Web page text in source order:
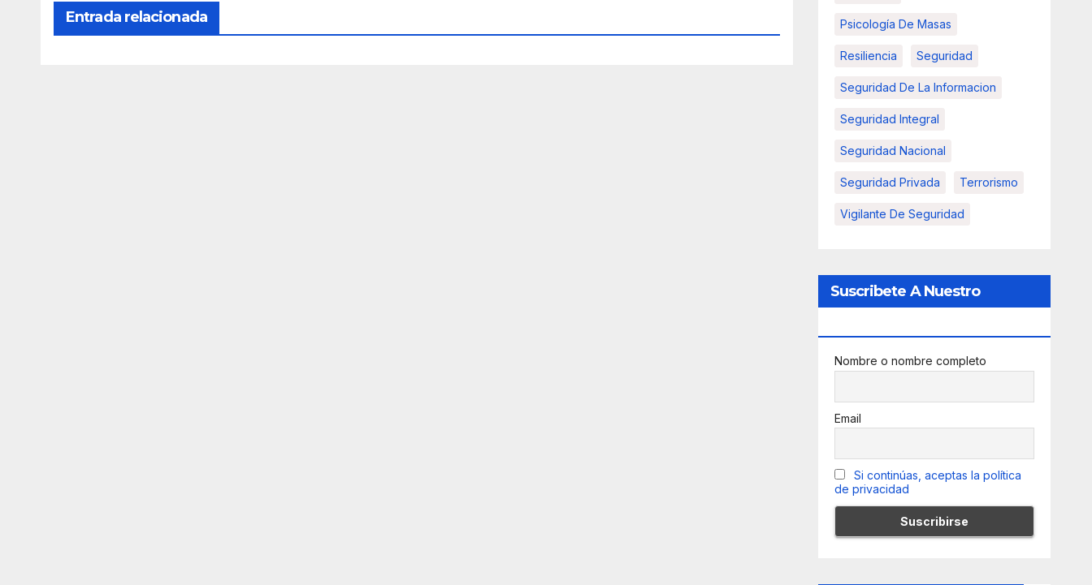
Entrada relacionada Psicología De Masas
Resiliencia Seguridad
Seguridad De La Informacion
Seguridad Integral
Seguridad Nacional
Seguridad Privada Terrorismo
Vigilante De Seguridad
Suscribete A Nuestro
Nombre o nombre completo
Email
Si continúas, aceptas la política
de privacidad